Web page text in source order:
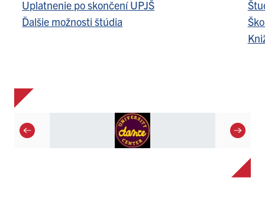
Uplatnenie po skončení UPJŠ
Ďalšie možnosti štúdia